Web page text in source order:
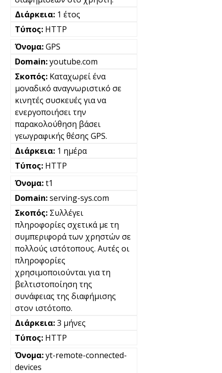
1 έτος
HTTP
GPS
youtube.com
Καταχωρεί ένα
μοναδικό αναγνωριστικό σε
κινητές συσκευές για να
ενεργοποιήσει την
παρακολούθηση βάσει
γεωγραφικής θέσης GPS.
1 ημέρα
HTTP
t1
serving-sys.com
Συλλέγει
πληροφορίες σχετικά με τη
συμπεριφορά των χρηστών σε
πολλούς ιστότοπους. Αυτές οι
πληροφορίες
χρησιμοποιούνται για τη
βελτιστοποίηση της
συνάφειας της διαφήμισης
στον ιστότοπο.
3 μήνες
HTTP
yt-remote-connected-
devices